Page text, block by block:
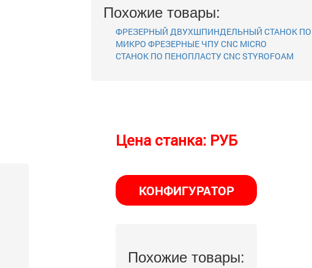
Похожие товары:
ФРЕЗЕРНЫЙ ДВУХШПИНДЕЛЬНЫЙ СТАНОК ПО
МИКРО ФРЕЗЕРНЫЕ ЧПУ CNC MICRO
СТАНОК ПО ПЕНОПЛАСТУ CNC STYROFOAM
Цена станка: РУБ
КОНФИГУРАТОР
Похожие товары: